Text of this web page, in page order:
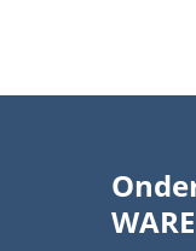
WARE